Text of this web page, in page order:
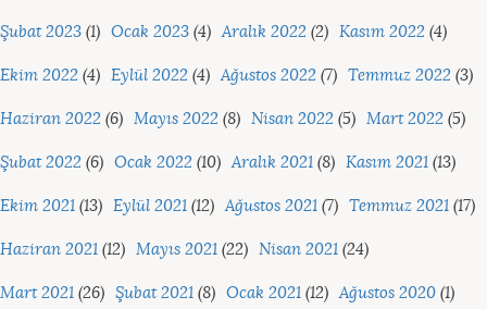
Şubat 2023 (1) Ocak 2023 (4) Aralık 2022 (2) Kasım 2022 (4)
Ekim 2022 (4) Eylül 2022 (4) Ağustos 2022 (7) Temmuz 2022 (3)
Haziran 2022 (6) Mayıs 2022 (8) Nisan 2022 (5) Mart 2022 (5)
Şubat 2022 (6) Ocak 2022 (10) Aralık 2021 (8) Kasım 2021 (13)
Ekim 2021 (13) Eylül 2021 (12) Ağustos 2021 (7) Temmuz 2021 (17)
Haziran 2021 (12) Mayıs 2021 (22) Nisan 2021 (24)
Mart 2021 (26) Şubat 2021 (8) Ocak 2021 (12) Ağustos 2020 (1)